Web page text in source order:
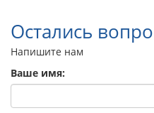
Остались
Напишите нам
Ваше имя: